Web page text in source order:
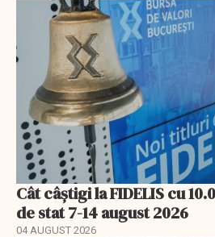
Cât câștigi la FIDELIS cu
de stat 7-14 august 2026
04 AUGUST 2026